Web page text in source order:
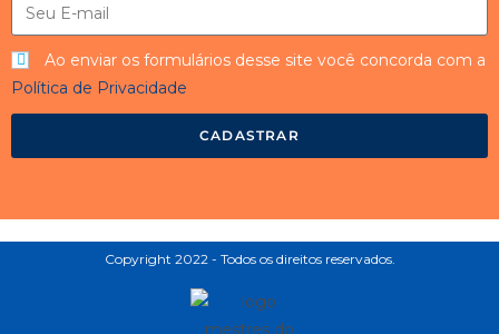
Ao enviar os formulários desse site você concorda com a
Política de Privacidade
CADASTRAR
Copyright 2022 - Todos os direitos reservados.